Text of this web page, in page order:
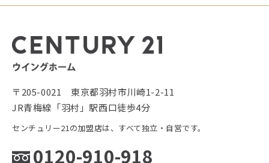
〒205-0021 東京都羽村市川崎1-2-11
JR青梅線「羽村」駅西口徒歩4分
センチュリー21の加盟店は、すべて独立・自営です。
0120-910-918